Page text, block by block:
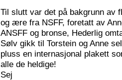
Til slutt var det på bakgrunn av
og ære fra NSFF, foretatt av
ANSFF og bronse, Hederlig
Sølv gikk til Torstein og Anne
pluss en internasjonal plakett
alle de heldige!
Sej